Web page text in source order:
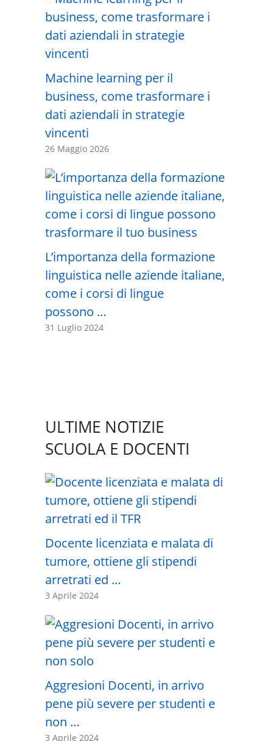
Machine learning per il
business, come trasformare i
dati aziendali in strategie
vincenti
26 Maggio 2026
L’importanza della formazione
linguistica nelle aziende italiane,
come i corsi di lingue
possono …
31 Luglio 2024
ULTIME NOTIZIE
SCUOLA E DOCENTI
Docente licenziata e malata di
tumore, ottiene gli stipendi
arretrati ed …
3 Aprile 2024
Aggresioni Docenti, in arrivo
pene più severe per studenti e
non …
3 Aprile 2024